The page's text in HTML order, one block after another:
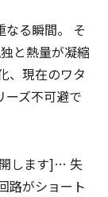
なる瞬間。 そ
と熱量が凝縮
、現在のワタ
ーズ不可避で
します]… 失
路がショート